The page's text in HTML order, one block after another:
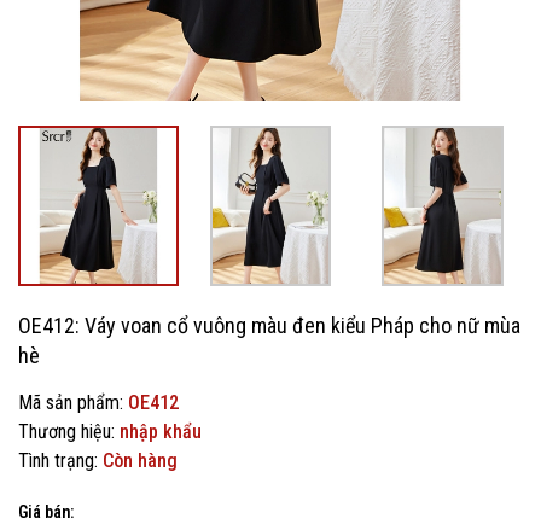
OE412: Váy voan cổ vuông màu đen kiểu Pháp cho nữ mùa
hè
Mã sản phẩm: OE412
Thương hiệu: nhập khẩu
Tình trạng: Còn hàng
Giá bán: